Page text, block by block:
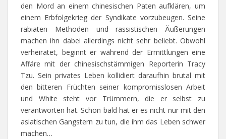
den Mord an einem chinesischen Paten aufklären, um
einem Erbfolgekrieg der Syndikate vorzubeugen. Seine
rabiaten Methoden und rassistischen Äußerungen
machen ihn dabei allerdings nicht sehr beliebt. Obwohl
verheiratet, beginnt er während der Ermittlungen eine
Affäre mit der chinesischstämmigen Reporterin Tracy
Tzu. Sein privates Leben kollidiert daraufhin brutal mit
den bitteren Früchten seiner kompromisslosen Arbeit
und White steht vor Trümmern, die er selbst zu
verantworten hat. Schon bald hat er es nicht nur mit den
asiatischen Gangstern zu tun, die ihm das Leben schwer
machen…